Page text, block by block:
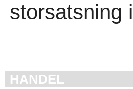
storsatsning
HANDEL